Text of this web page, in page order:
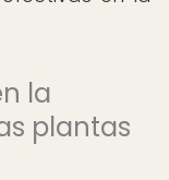
la
plantas